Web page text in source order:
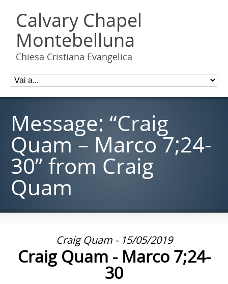
Calvary Chapel
Montebelluna
Chiesa Cristiana Evangelica
Message: “Craig
Quam – Marco 7;24-
30” from Craig
Quam
Craig Quam - 15/05/2019
Craig Quam - Marco 7;24-
30